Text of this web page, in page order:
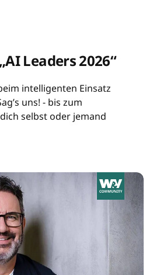
Leaders 2026“
intelligenten Einsatz
uns! - bis zum
selbst oder jemand